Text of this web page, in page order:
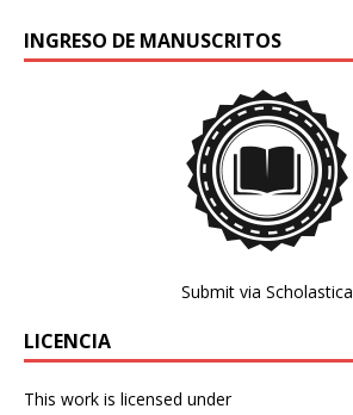
INGRESO DE MANUSCRITOS
Submit via Scholastica
LICENCIA
This work is licensed under